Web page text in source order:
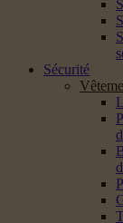
Sécurité